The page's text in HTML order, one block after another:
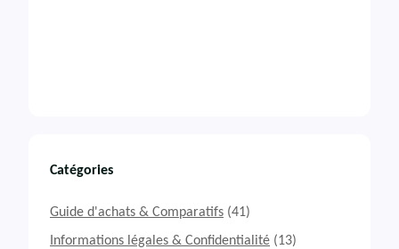
Catégories
Guide d'achats & Comparatifs (41)
Informations légales & Confidentialité (13)